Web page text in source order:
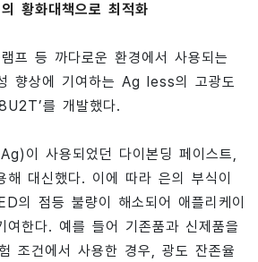
황화대책으로 최적화
프 등 까다로운 환경에서 사용되는
향상에 기여하는 Ag less의 고광도
를 개발했다.
이 사용되었던 다이본딩 페이스트,
해 대신했다. 이에 따라 은의 부식이
의 점등 불량이 해소되어 애플리케이
여한다. 예를 들어 기존품과 신제품을
조건에서 사용한 경우, 광도 잔존율